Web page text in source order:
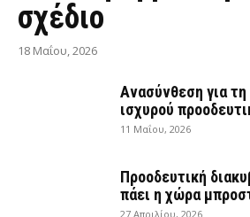
σχέδιο
18 Μαΐου, 2026
Ανασύνθεση για τη
ισχυρού
11 Μαΐου, 2026
Προοδευτική
πάει η χώρα
27 Απριλίου, 2026